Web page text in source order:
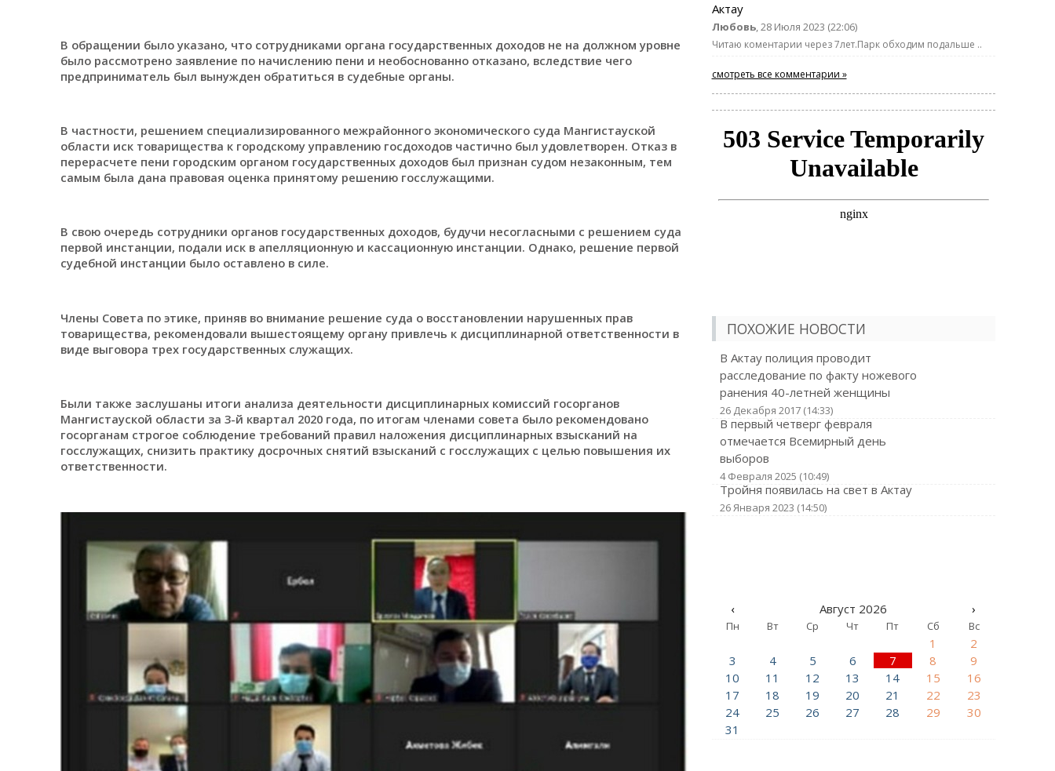
В обращении было указано, что сотрудниками органа государственных доходов не на должном уровне
было рассмотрено заявление по начислению пени и необоснованно отказано, вследствие чего
предприниматель был вынужден обратиться в судебные органы.
В частности, решением специализированного межрайонного экономического суда Мангистауской
области иск товарищества к городскому управлению госдоходов частично был удовлетворен. Отказ в
перерасчете пени городским органом государственных доходов был признан судом незаконным, тем
самым была дана правовая оценка принятому решению госслужащими.
В свою очередь сотрудники органов государственных доходов, будучи несогласными с решением суда
первой инстанции, подали иск в апелляционную и кассационную инстанции. Однако, решение первой
судебной инстанции было оставлено в силе.
Члены Совета по этике, приняв во внимание решение суда о восстановлении нарушенных прав
товарищества, рекомендовали вышестоящему органу привлечь к дисциплинарной ответственности в
виде выговора трех государственных служащих.
Были также заслушаны итоги анализа деятельности дисциплинарных комиссий госорганов
Мангистауской области за 3-й квартал 2020 года, по итогам членами совета было рекомендовано
госорганам строгое соблюдение требований правил наложения дисциплинарных взысканий на
госслужащих, снизить практику досрочных снятий взысканий с госслужащих с целью повышения их
ответственности.
Актау
Любовь, 28 Июля 2023 (22:06)
Читаю коментарии через 7лет.Парк обходим подальше ..
смотреть все комментарии »
ПОХОЖИЕ НОВОСТИ
В Актау полиция проводит
расследование по факту ножевого
ранения 40-летней женщины
26 Декабря 2017 (14:33)
В первый четверг февраля
отмечается Всемирный день
выборов
4 Февраля 2025 (10:49)
Тройня появилась на свет в Актау
26 Января 2023 (14:50)
‹ Август 2026 ›
Пн Вт Ср Чт Пт Сб Вс
1
2
3
4 5 6 7 8
9
10
11 12 13 14 15
16
17
18 19 20 21 22
23
24
25 26 27 28 29
30
31